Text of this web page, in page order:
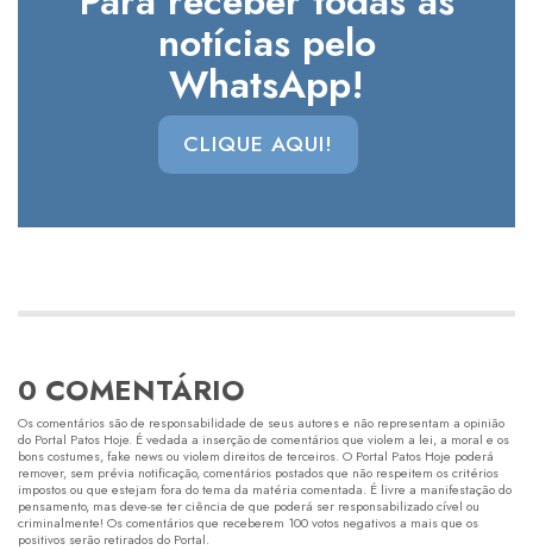
notícias pelo
WhatsApp!
CLIQUE AQUI!
0 COMENTÁRIO
Os comentários são de responsabilidade de seus autores e não representam a opinião
do Portal Patos Hoje. É vedada a inserção de comentários que violem a lei, a moral e os
bons costumes, fake news ou violem direitos de terceiros. O Portal Patos Hoje poderá
remover, sem prévia notificação, comentários postados que não respeitem os critérios
impostos ou que estejam fora do tema da matéria comentada. É livre a manifestação do
pensamento, mas deve-se ter ciência de que poderá ser responsabilizado cível ou
criminalmente! Os comentários que receberem 100 votos negativos a mais que os
positivos serão retirados do Portal.